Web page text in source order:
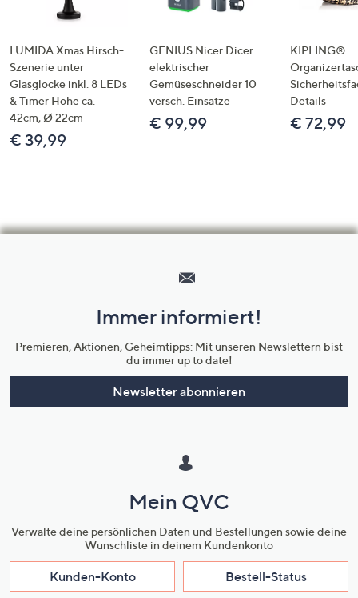
LUMIDA Xmas Hirsch-
Szenerie unter
Glasglocke inkl. 8 LEDs
& Timer Höhe ca.
42cm, Ø 22cm
€ 39,99
GENIUS Nicer Dicer
elektrischer
Gemüseschneider 10
versch. Einsätze
€ 99,99
KIPLING®
Details
€ 72,99
Unternehmensinformationen
Immer informiert!
Premieren, Aktionen, Geheimtipps: Mit unseren Newslettern bist
du immer up to date!
Newsletter abonnieren
Mein QVC
Verwalte deine persönlichen Daten und Bestellungen sowie deine
Wunschliste in deinem Kundenkonto
Kunden-Konto Bestell-Status